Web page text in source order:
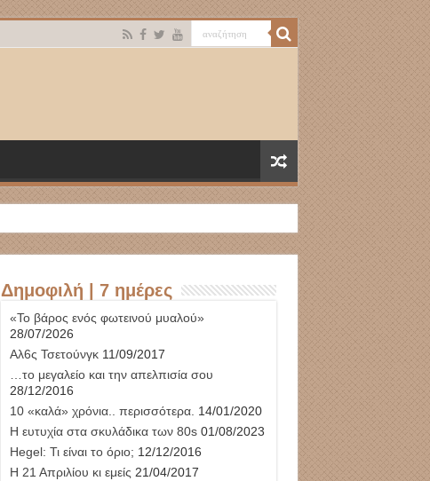
Δημοφιλή | 7 ημέρες
«Το βάρος ενός φωτεινού μυαλού»
28/07/2026
Αλ6ς Τσετούνγκ11/09/2017
…το μεγαλείο και την απελπισία σου
28/12/2016
10 «καλά» χρόνια.. περισσότερα. 14/01/2020
Η ευτυχία στα σκυλάδικα των 80s01/08/2023
Hegel: Τι είναι το όριο; 12/12/2016
Η 21 Απριλίου κι εμείς 21/04/2017